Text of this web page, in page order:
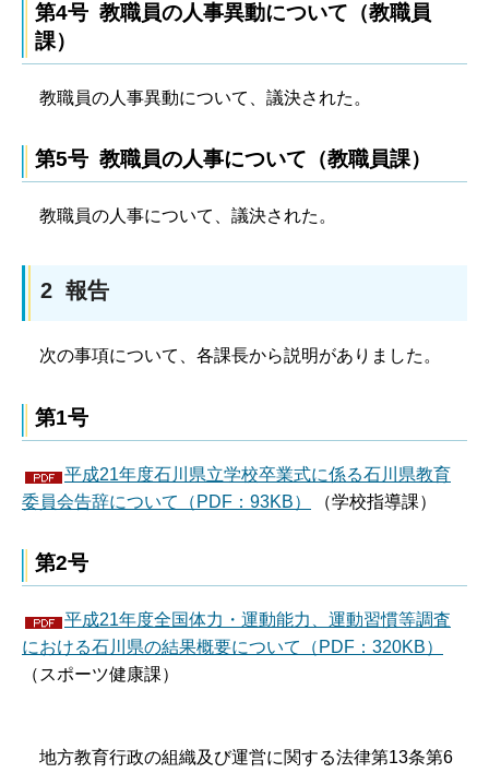
第4号 教職員の人事異動について（教職員
課）
教職員の人事異動について、議決された。
第5号 教職員の人事について（教職員課）
教職員の人事について、議決された。
2 報告
次の事項について、各課長から説明がありました。
第1号
平成21年度石川県立学校卒業式に係る石川県教育
委員会告辞について（PDF：93KB）
（学校指導課）
第2号
平成21年度全国体力・運動能力、運動習慣等調査
における石川県の結果概要について（PDF：320KB）
（スポーツ健康課）
地方教育行政の組織及び運営に関する法律第13条第6